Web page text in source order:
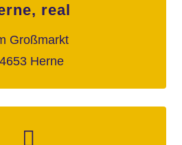
real
Großmarkt
Herne